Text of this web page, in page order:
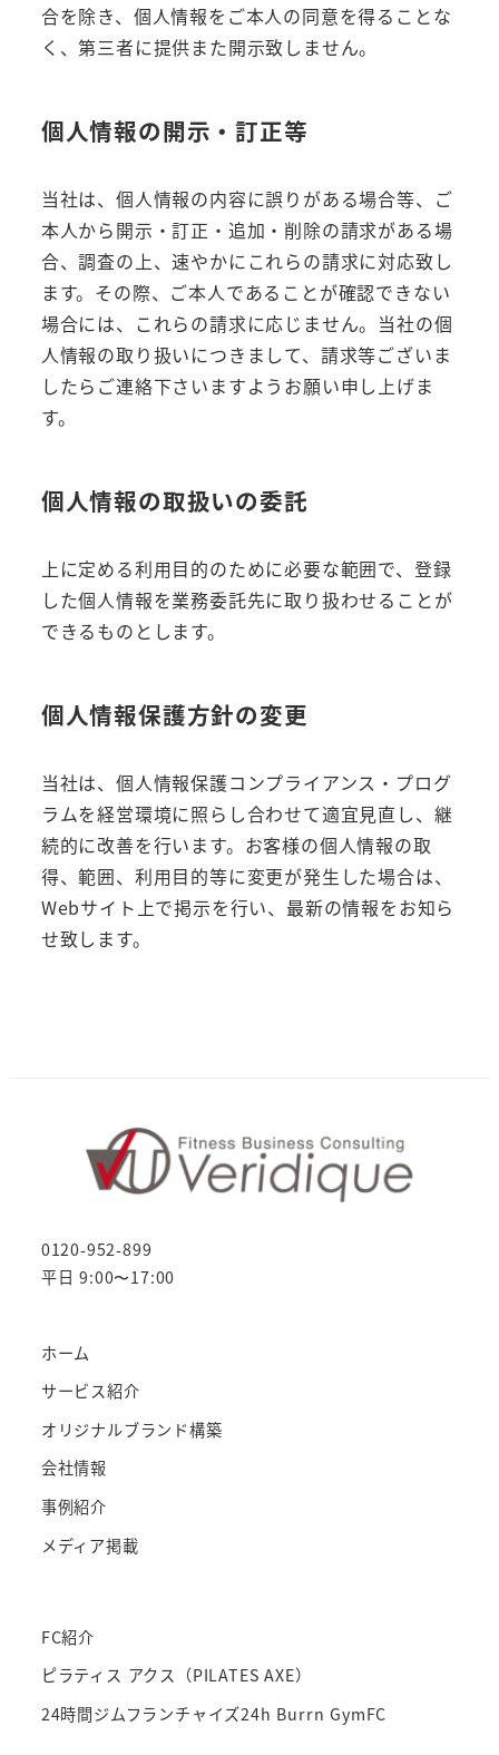
合を除き、個人情報をご本人の同意を得ることな
く、第三者に提供また開示致しません。
個人情報の開示・訂正等
当社は、個人情報の内容に誤りがある場合等、ご
本人から開示・訂正・追加・削除の請求がある場
合、調査の上、速やかにこれらの請求に対応致し
ます。その際、ご本人であることが確認できない
場合には、これらの請求に応じません。当社の個
人情報の取り扱いにつきまして、請求等ございま
したらご連絡下さいますようお願い申し上げま
す。
個人情報の取扱いの委託
上に定める利用目的のために必要な範囲で、登録
した個人情報を業務委託先に取り扱わせることが
できるものとします。
個人情報保護方針の変更
当社は、個人情報保護コンプライアンス・プログ
ラムを経営環境に照らし合わせて適宜見直し、継
続的に改善を行います。お客様の個人情報の取
得、範囲、利用目的等に変更が発生した場合は、
Webサイト上で掲示を行い、最新の情報をお知ら
せ致します。
0120-952-899
平日 9:00〜17:00
ホーム
サービス紹介
オリジナルブランド構築
会社情報
事例紹介
メディア掲載
FC紹介
ピラティス アクス（PILATES AXE）
24時間ジムフランチャイズ24h Burrn GymFC